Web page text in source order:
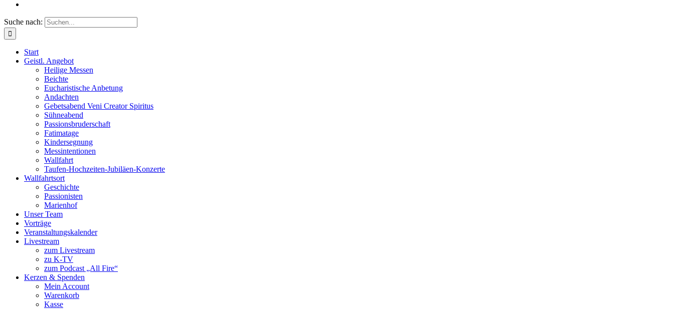
Suche nach:
Start
Geistl. Angebot
Heilige Messen
Beichte
Eucharistische Anbetung
Andachten
Gebetsabend Veni Creator Spiritus
Sühneabend
Passionsbruderschaft
Fatimatage
Kindersegnung
Messintentionen
Wallfahrt
Taufen-Hochzeiten-Jubiläen-Konzerte
Wallfahrtsort
Geschichte
Passionisten
Marienhof
Unser Team
Vorträge
Veranstaltungskalender
Livestream
zum Livestream
zu K-TV
zum Podcast „All Fire“
Kerzen & Spenden
Mein Account
Warenkorb
Kasse